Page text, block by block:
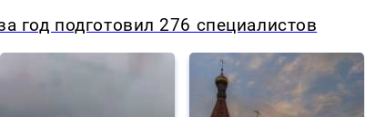
год подготовил 276 специалистов